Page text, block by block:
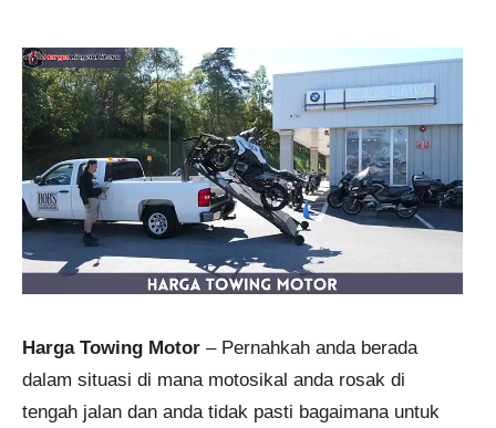
Harga Towing Motor – Pernahkah anda berada
dalam situasi di mana motosikal anda rosak di
tengah jalan dan anda tidak pasti bagaimana untuk